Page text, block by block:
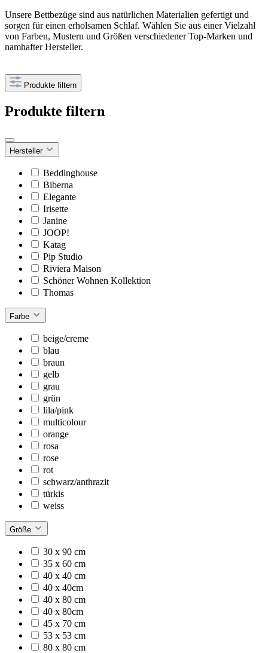
Unsere Bettbezüge sind aus natürlichen Materialien gefertigt und
sorgen für einen erholsamen Schlaf. Wählen Sie aus einer Vielzahl
von Farben, Mustern und Größen verschiedener Top-Marken und
namhafter Hersteller.
Produkte filtern
Produkte filtern
Hersteller
Beddinghouse
Biberna
Elegante
Irisette
Janine
JOOP!
Katag
Pip Studio
Riviera Maison
Schöner Wohnen Kollektion
Thomas
Farbe
beige/creme
blau
braun
gelb
grau
grün
lila/pink
multicolour
orange
rosa
rose
rot
schwarz/anthrazit
türkis
weiss
Größe
30 x 90 cm
35 x 60 cm
40 x 40 cm
40 x 40cm
40 x 80 cm
40 x 80cm
45 x 70 cm
53 x 53 cm
80 x 80 cm